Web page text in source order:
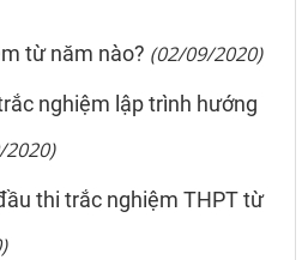
từ năm nào? (02/09/2020)
nghiệm lập trình hướng
thi trắc nghiệm THPT từ